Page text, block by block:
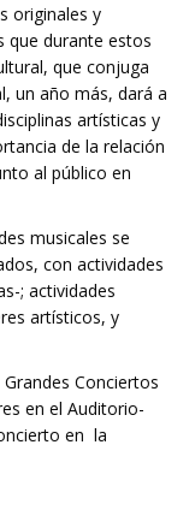
originales y
que durante estos
que conjuga
un año más, dará a
artísticas y
de la relación
al público en
musicales se
con actividades
; actividades
artísticos, y
Conciertos
en el Auditorio-
en la